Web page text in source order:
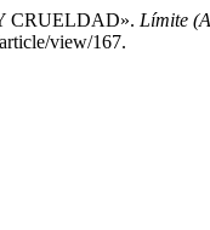
CRUELDAD». Límite
view/167.